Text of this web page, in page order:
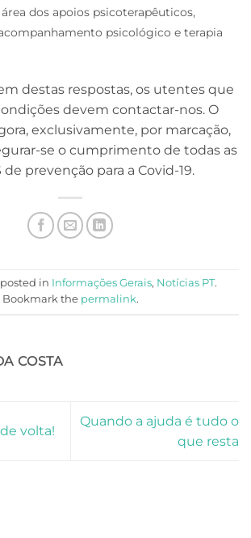
dos apoios psicoterapêuticos,
psicológico e terapia
destas respostas, os utentes que
devem contactar-nos. O
exclusivamente, por marcação,
se o cumprimento de todas as
de prevenção para a Covid-19.
in Informações Gerais, Notícias PT.
Bookmark the permalink.
COSTA
de volta!
Quando a ajuda é tudo o
que resta